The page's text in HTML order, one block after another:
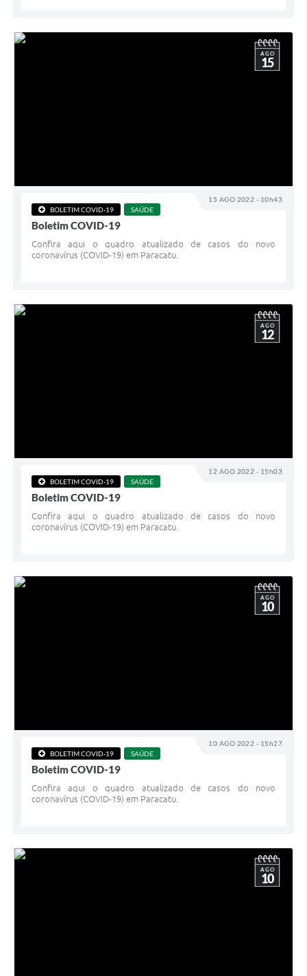
15 AGO 2022 - 10h43
AGO
15
BOLETIM COVID-19 SAÚDE
Boletim COVID-19
Confira aqui o quadro atualizado de casos do novo
coronavírus (COVID-19) em Paracatu.
12 AGO 2022 - 15h03
AGO
12
BOLETIM COVID-19 SAÚDE
Boletim COVID-19
Confira aqui o quadro atualizado de casos do novo
coronavírus (COVID-19) em Paracatu.
10 AGO 2022 - 15h27
AGO
10
BOLETIM COVID-19 SAÚDE
Boletim COVID-19
Confira aqui o quadro atualizado de casos do novo
coronavírus (COVID-19) em Paracatu.
AGO
10